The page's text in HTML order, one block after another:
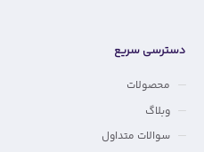
دسترسی سریع
محصولات
وبلاگ
سوالات متداول